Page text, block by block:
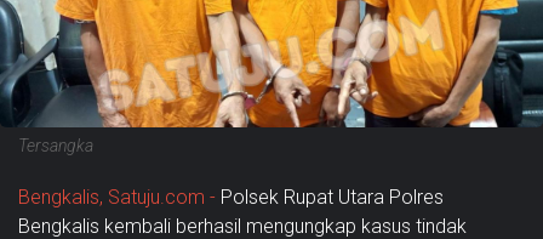
Tersangka
Bengkalis, Satuju.com - Polsek Rupat Utara Polres
Bengkalis kembali berhasil mengungkap kasus tindak